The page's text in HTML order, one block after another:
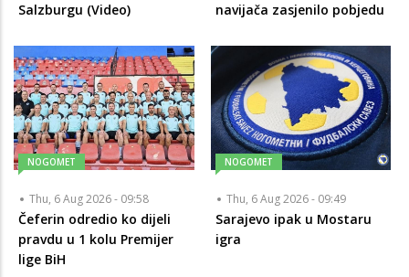
Salzburgu (Video)
navijača zasjenilo pobjedu
NOGOMET
Thu, 6 Aug 2026 - 09:58
Čeferin odredio ko dijeli
pravdu u 1 kolu Premijer
lige BiH
NOGOMET
Thu, 6 Aug 2026 - 09:49
Sarajevo ipak u Mostaru
igra